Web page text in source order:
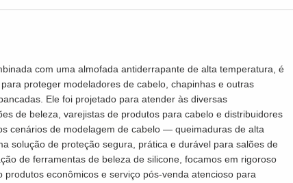
com uma almofada antiderrapante de alta temperatura, é
proteger modeladores de cabelo, chapinhas e outras
Ele foi projetado para atender às diversas
de beleza, varejistas de produtos para cabelo e distribuidores
cenários de modelagem de cabelo — queimaduras de alta
solução de proteção segura, prática e durável para salões de
de ferramentas de beleza de silicone, focamos em rigoroso
econômicos e serviço pós-venda atencioso para